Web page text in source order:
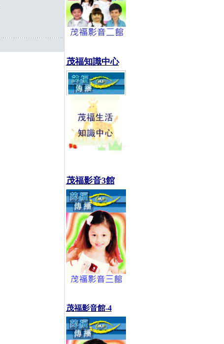
茂福知識中心
茂福影音3館
茂福影音館-4